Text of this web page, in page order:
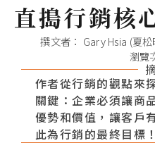
直搗行銷核
撰文者： Gary Hsia (夏
瀏覽
作者從行銷的觀點來
關鍵：企業必須讓商
優勢和價值，讓客戶
此為行銷的最終目標！